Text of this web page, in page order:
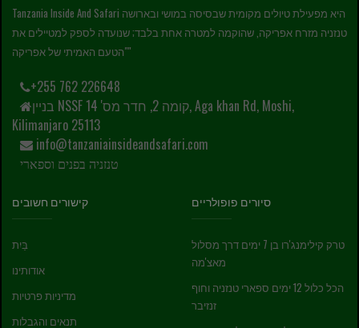
Tanzania Inside And Safari היא מפעילת טיולים מקומית שבסיסה במושי ובארושה
טנזניה מזרח אפריקה, שהוקמה למטרה אחת בלבד; שנועדה לספק למטיילים את
"הטעם האמיתי של אפריקה"
+255 762 226648
בניין NSSF קומה 2, חדר מס' 14, Aga khan Rd, Moshi,
Kilimanjaro 25113
info@tanzaniainsideandsafari.com
טנזניה בפנים וספארי
קישורים חשובים
בַּיִת
אודותינו
מדיניות פרטיות
תנאים והגבלות
סיורים פופולריים
טרק קילימנג'רו בן 7 ימים דרך מסלול
מאצ'מה
הכל כלול 12 ימים ספארי טנזניה וחוף
זנזיבר